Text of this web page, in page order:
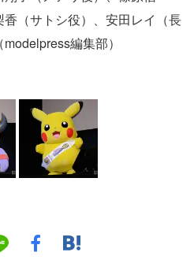
香（サトシ役）、安田レイ（長
編集部）